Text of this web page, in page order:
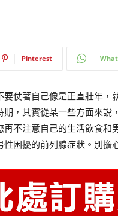
Pinterest
仗著自己像是正直壯年，
，其實從某一些方面來說
不注意自己的生活飲食和
困擾的前列腺症狀。別擔